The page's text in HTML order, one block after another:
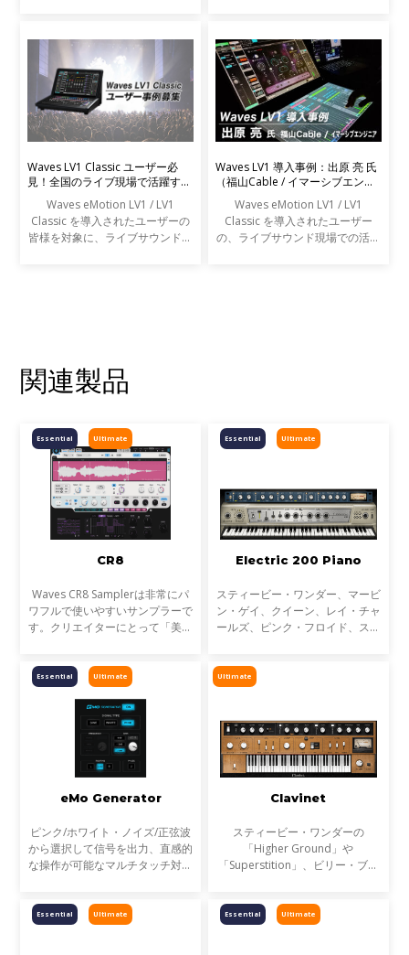
Waves LV1 Classic ユーザー必
見！全国のライブ現場で活躍する
Waves eMotion LV1 / LV1
Classic を導入されたユーザーの
皆様を対象に、ライブサウンドの
Waves LV1 導入事例：出原 亮 氏
（福山Cable / イマーシブエンジ
ニア）
Waves eMotion LV1 / LV1
Classic を導入されたユーザー
の、ライブサウンド現場での活用
関連製品
Ultimate
Essential
CR8
Waves CR8 Samplerは非常にパ
ワフルで使いやすいサンプラーで
す。クリエイターにとって「美味
の中には、機能は豊富でも操作が
Ultimate
Essential
Electric 200 Piano
スティービー・ワンダー、マービ
ン・ゲイ、クイーン、レイ・チャ
ールズ、ピンク・フロイド、ステ
のエレクトリック・ピアノ。その
Ultimate
Essential
eMo Generator
ピンク/ホワイト・ノイズ/正弦波
から選択して信号を出力、直感的
な操作が可能なマルチタッチ対応
ークフローにおける音響測定やチ
Ultimate
Clavinet
スティービー・ワンダーの
「Higher Ground」や
「Superstition」、ビリー・ブレ
の音を取り込んだヒット曲は数多
Ultimate
Essential Ultimate
Essential